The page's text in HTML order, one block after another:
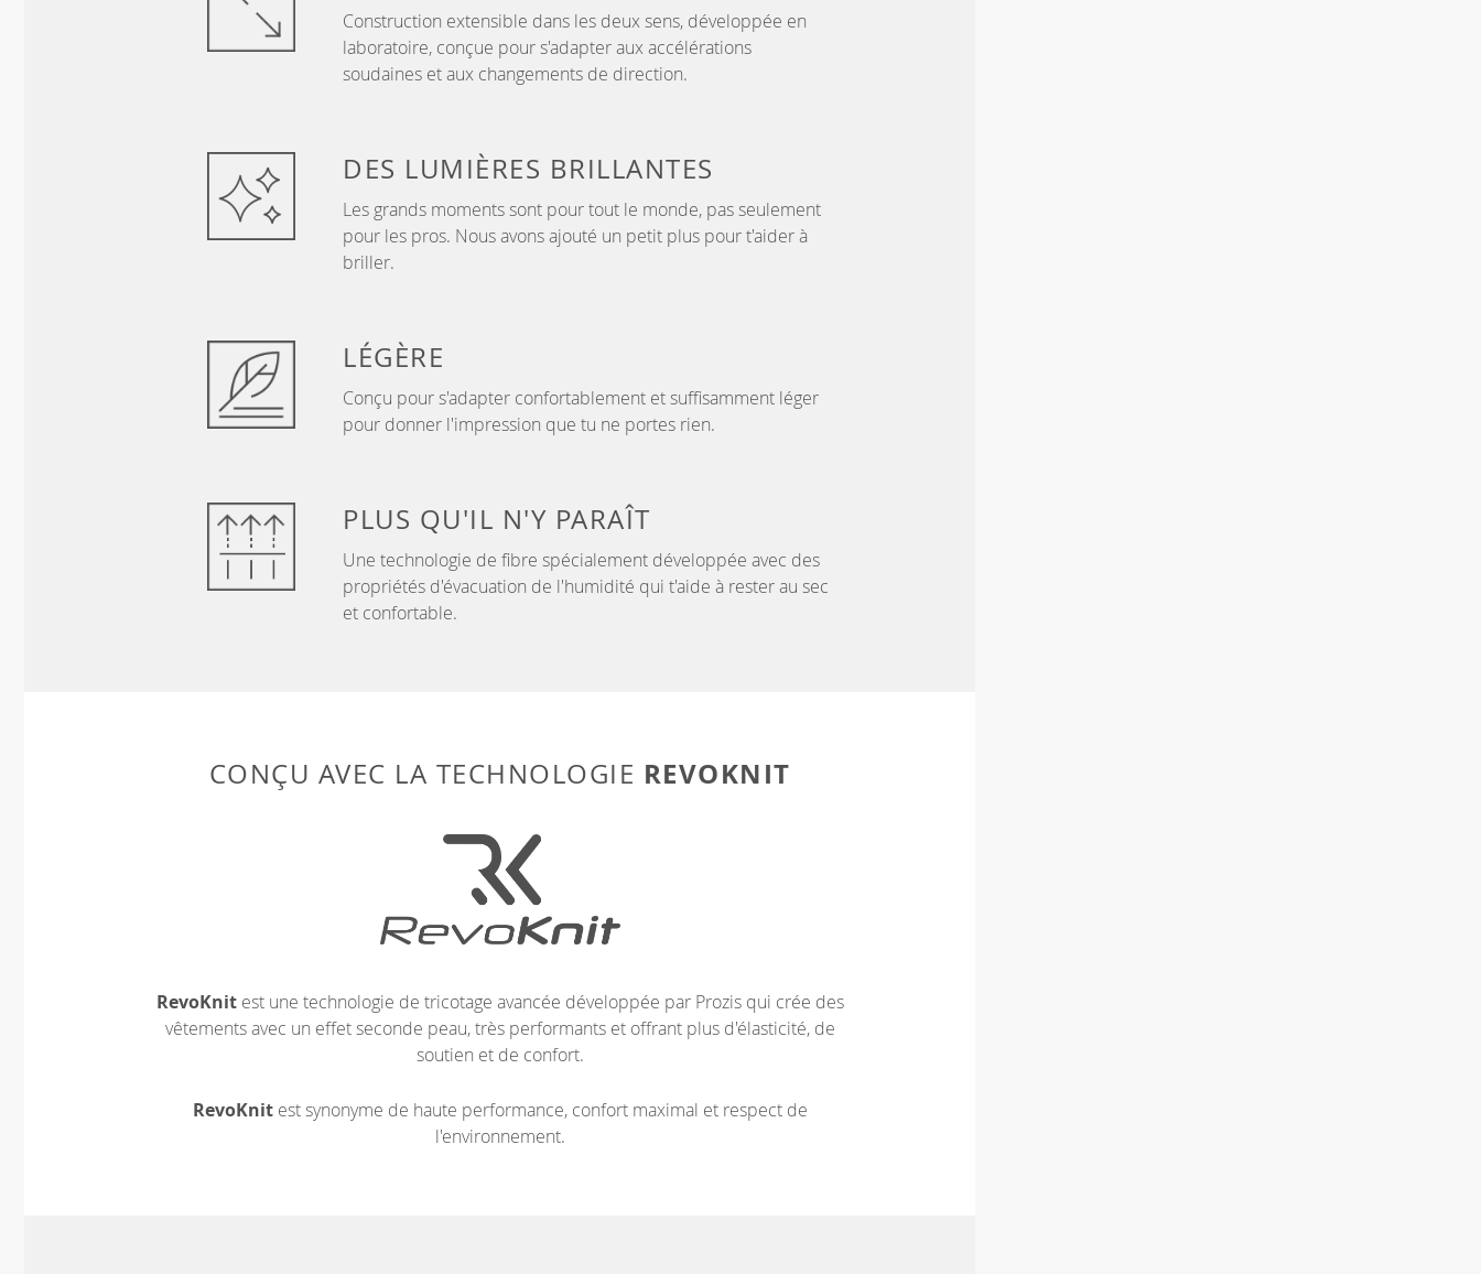
Construction extensible dans les deux sens, développée en
laboratoire, conçue pour s'adapter aux accélérations
soudaines et aux changements de direction.
DES LUMIÈRES BRILLANTES
Les grands moments sont pour tout le monde, pas seulement
pour les pros. Nous avons ajouté un petit plus pour t'aider à
briller.
LÉGÈRE
Conçu pour s'adapter confortablement et suffisamment léger
pour donner l'impression que tu ne portes rien.
PLUS QU'IL N'Y PARAÎT
Une technologie de fibre spécialement développée avec des
propriétés d'évacuation de l'humidité qui t'aide à rester au sec
et confortable.
CONÇU AVEC LA TECHNOLOGIE REVOKNIT
RevoKnitest une technologie de tricotage avancée développée par Prozis qui crée des
vêtements avec un effet seconde peau, très performants et offrant plus d'élasticité, de
soutien et de confort.
RevoKnitest synonyme de haute performance, confort maximal et respect de
l'environnement.